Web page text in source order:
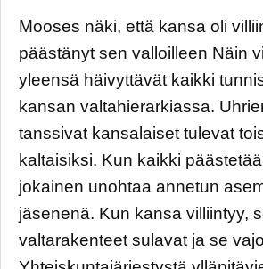
Mooses näki, että kansa oli
päästänyt sen valloilleen Näin
yleensä häivyttävät kaikki
kansan valtahierarkiassa.
tanssivat kansalaiset tulevat
kaltaisiksi. Kun kaikki
jokainen unohtaa annetun
jäsenenä. Kun kansa villiintyy,
valtarakenteet sulavat ja se